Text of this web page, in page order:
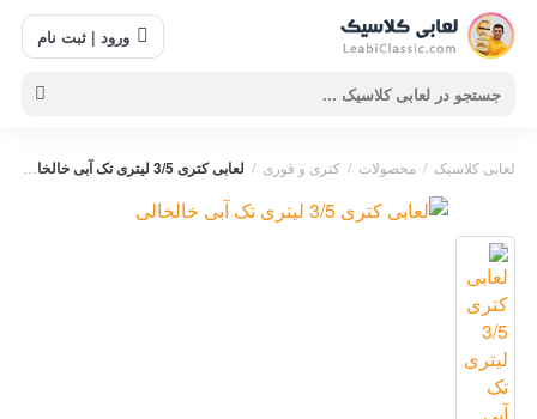
ورود | ثبت نام
لعابی کلاسیک / محصولات / کتری و قوری / لعابی کتری 3/5 لیتری تک آبی خالخالی
کتری 3
,کتری 3/5 لیتری تک آبی ,
تک آبی خالخال